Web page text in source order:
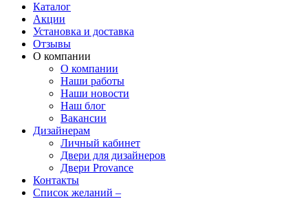
Каталог
Акции
Установка и доставка
Отзывы
О компании
О компании
Наши работы
Наши новости
Наш блог
Вакансии
Дизайнерам
Личный кабинет
Двери для дизайнеров
Двери Provance
Контакты
Список желаний –